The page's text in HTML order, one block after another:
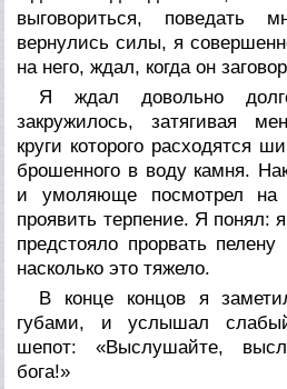
выговориться,
вернулись силы, я
на него, ждал, когда он
Я ждал довольно
закружилось, затягивая
круги которого расходятся
брошенного в воду камня.
и умоляюще посмотрел на
проявить терпение. Я понял:
предстояло прорвать
насколько это тяжело.
В конце концов я
губами, и услышал
шепот: «Выслушайте,
бога!»